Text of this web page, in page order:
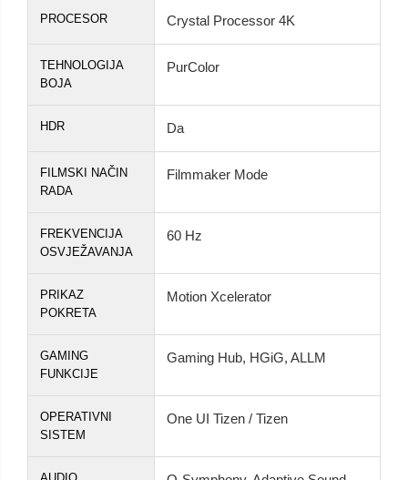
PROCESOR Crystal Processor 4K
TEHNOLOGIJA
BOJA
PurColor
HDR Da
FILMSKI NAČIN
RADA
Filmmaker Mode
FREKVENCIJA
OSVJEŽAVANJA
60 Hz
PRIKAZ
POKRETA
Motion Xcelerator
GAMING
FUNKCIJE
Gaming Hub, HGiG, ALLM
OPERATIVNI
SISTEM
One UI Tizen / Tizen